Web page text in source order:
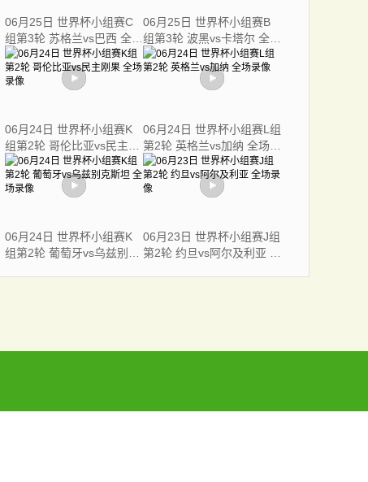
06月25日 世界杯小组赛C
组第3轮 苏格兰vs巴西 全场
录像
06月25日 世界杯小组赛B
组第3轮 波黑vs卡塔尔 全场
录像
06月24日 世界杯小组赛K
组第2轮 哥伦比亚vs民主刚
果 全场录像
06月24日 世界杯小组赛L组
第2轮 英格兰vs加纳 全场录
像
06月24日 世界杯小组赛K
组第2轮 葡萄牙vs乌兹别克
06月23日 世界杯小组赛J组
第2轮 约旦vs阿尔及利亚 全